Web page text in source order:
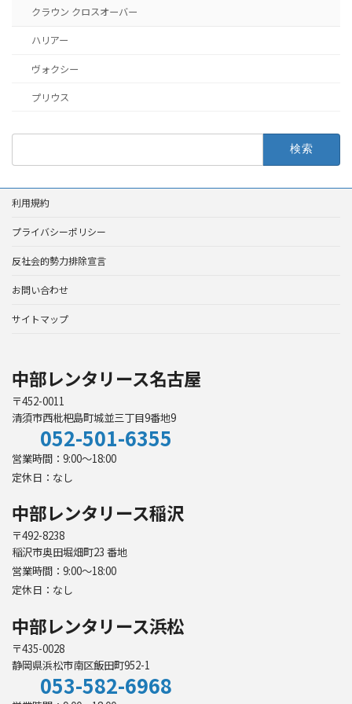
クラウン クロスオーバー
ハリアー
ヴォクシー
プリウス
利用規約
プライバシーポリシー
反社会的勢力排除宣言
お問い合わせ
サイトマップ
中部レンタリース名古屋
〒452-0011
清須市西枇杷島町城並三丁目9番地9
052-501-6355
営業時間：9:00～18:00
定休日：なし
中部レンタリース稲沢
〒492-8238
稲沢市奥田堀畑町23 番地
営業時間：9:00～18:00
定休日：なし
中部レンタリース浜松
〒435-0028
静岡県浜松市南区飯田町952-1
053-582-6968